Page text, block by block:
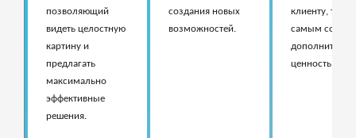
позволяющий
видеть целостную
картину и
предлагать
максимально
эффективные
решения.
создания новых
возможностей.
клиенту, тем
самым
ценность